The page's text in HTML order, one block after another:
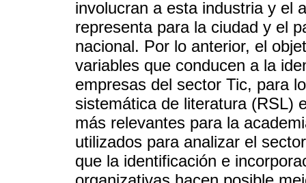
involucran a esta industria y el
representa para la ciudad y el
nacional. Por lo anterior, el
variables que conducen a la
empresas del sector Tic, para
sistemática de literatura (RSL)
más relevantes para la
utilizados para analizar el
que la identificación e